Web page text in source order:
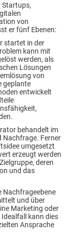
Startups,
von
er fünf Ebenen:
startet in der
kann mit
wer­den, als
Lösungen
von
geplante
entwickelt
behandelt im
Nachfrage. Ferner
umgesetzt
erzeugt werden
deren
und das
Nachfrageebene
und über
Marketing oder
kann dies
Ansprache